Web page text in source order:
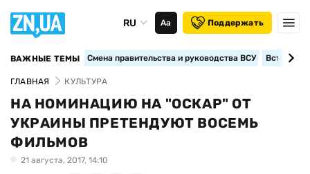
RU Аа Поддержать
ВАЖНЫЕ ТЕМЫ Смена правительства и руководства ВСУ
ГЛАВНАЯ КУЛЬТУРА
НА НОМИНАЦИЮ НА "ОСКАР" ОТ
УКРАИНЫ ПРЕТЕНДУЮТ ВОСЕМЬ
ФИЛЬМОВ
21 августа, 2017, 14:10